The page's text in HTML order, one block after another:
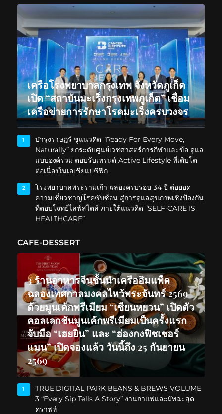
เครือโรงพยาบาลกรุงเทพ จังหวัดภูเก็ต
เปิด “สถาบันมะเร็งกรุงเทพภูเก็ต” เชื่อม
เครือข่ายการรักษาโรคมะเร็งครบวงจร
1
บำรุงราษฎร์ ชูแนวคิด “Ready For Every Move,
Naturally” ยกระดับศูนย์เวชศาสตร์การกีฬาและข้อ ดูแล
แบบองค์รวม ตอบรับเทรนด์ Active Lifestyle ที่เติบโต
ต่อเนื่องในเอเชียแปซิฟิก
2
โรงพยาบาลพระรามเก้า ฉลองครบรอบ 34 ปี ต่อยอด
ความเชี่ยวชาญโรคซับซ้อน สู่การดูแลสุขภาพเชิงป้องกัน
ที่ตอบโจทย์ไลฟ์สไตล์ ภายใต้แนวคิด “SELF-CARE IS
HEALTHCARE”
CAFE-DESSERT
3 ร้านอาหารจีนชั้นนำเครืออิมแพ็ค
ฉลองเทศกาลมงคลไหว้พระจันทร์ 2569
ด้วยมูนเค้กพรีเมียม “เซียนหยวน” เปิดตัว
คอลเลกชันมูนเค้กพรีเมียมเป็นครั้งแรก
จับมือ “เฮยยิน” และ “ฮ่องกงฟิชเชอร์
แมน” เปิดจองแล้ว วันนี้ถึง 25 กันยายน
2569
1
TRUE DIGITAL PARK BEANS & BREWS VOLUME
3 “Every Sip Tells A Story” งานกาแฟและมัทฉะสุด
คราฟท์